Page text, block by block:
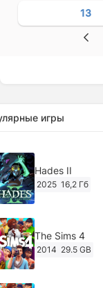
13
игры
Hades II
2025 16,2 Гб
The Sims 4
2014 29.5 GB